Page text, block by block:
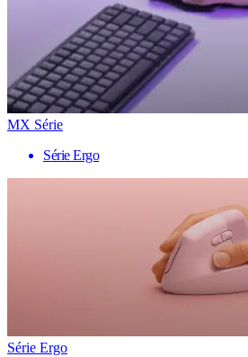
MX Série
Série Ergo
Série Ergo